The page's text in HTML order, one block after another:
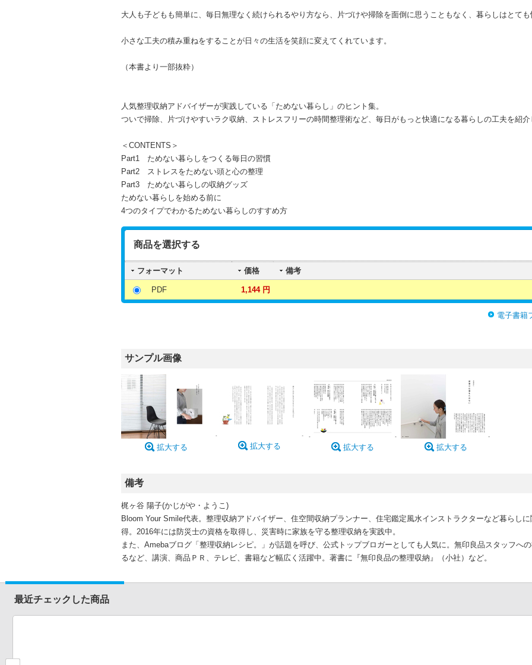
大人も子どもも簡単に、毎日無理なく続けられるやり方なら、片づけや掃除を面倒に思うこともなく、暮らしはとても
小さな工夫の積み重ねをすることが日々の生活を笑顔に変えてくれています。
（本書より一部抜粋）
人気整理収納アドバイザーが実践している「ためない暮らし」のヒント集。
ついで掃除、片づけやすいラク収納、ストレスフリーの時間整理術など、毎日がもっと快適になる暮らしの工夫を紹介
＜CONTENTS＞
Part1 ためない暮らしをつくる毎日の習慣
Part2 ストレスをためない頭と心の整理
Part3 ためない暮らしの収納グッズ
ためない暮らしを始める前に
4つのタイプでわかるためない暮らしのすすめ方
商品を選択する
フォーマット 価格 備考
PDF 1,144 円
電子書籍
サンプル画像
拡大する 拡大する 拡大する 拡大する
備考
梶ヶ谷 陽子(かじがや・ようこ)
Bloom Your Smile代表。整理収納アドバイザー、住空間収納プランナー、住宅鑑定風水インストラクターなど暮らし
得。2016年には防災士の資格を取得し、災害時に家族を守る整理収納を実践中。
また、Amebaブログ「整理収納レシピ。」が話題を呼び、公式トップブロガーとしても人気に。無印良品スタッフへ
るなど、講演、商品ＰＲ、テレビ、書籍など幅広く活躍中。著書に『無印良品の整理収納』（小社）など。
最近チェックした商品